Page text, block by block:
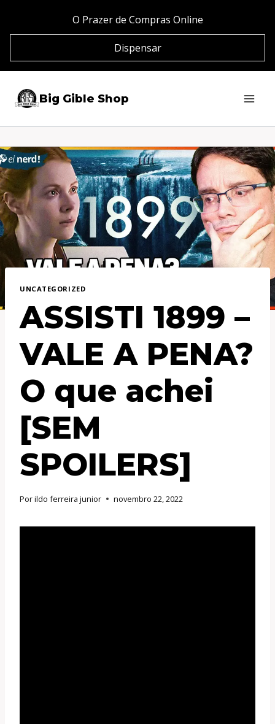
Conteúdo
O Prazer de Compras Online
Dispensar
Big Gible Shop
UNCATEGORIZED
ASSISTI 1899 –
VALE A PENA?
O que achei
[SEM
SPOILERS]
Porildo ferreira junior novembro 22, 2022